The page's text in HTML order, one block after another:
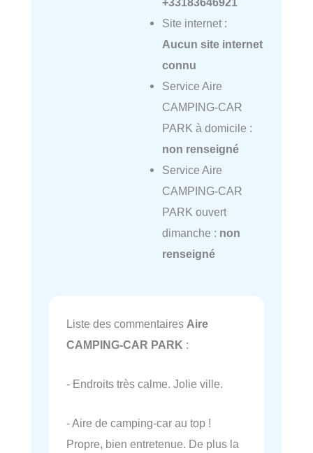
Site internet :
Aucun site internet
connu
Service Aire
CAMPING-CAR
PARK à domicile :
non renseigné
Service Aire
CAMPING-CAR
PARK ouvert
dimanche : non
renseigné
Liste des commentaires Aire
CAMPING-CAR PARK :
- Endroits très calme. Jolie ville.
- Aire de camping-car au top !
Propre, bien entretenue. De plus la